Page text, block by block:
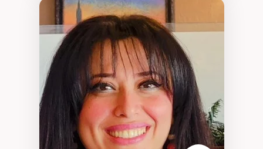
Expertises
Acceptabilité, acceptation et adoption des
technologies
Technologies d'apprentissage innovantes
Insertion professionnelle du nouveau
personnel enseignant
Construction identitaire en milieu
minoritaire francophone
Technologies éducatives pour la formation
continue